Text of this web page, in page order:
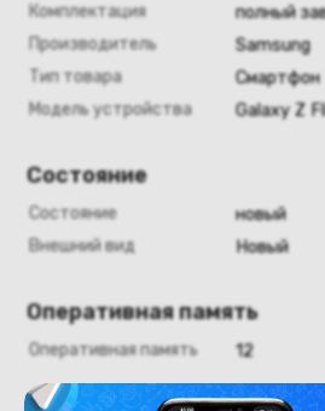
Комплектация
полный
Производитель
Samsung
Тип товара
Смартфон
Модель устройства
Galaxy Z
Состояние
Состояние
новый
Внешний вид
Новый
Оперативная память
Оперативная память 12